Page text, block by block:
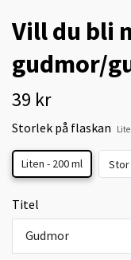
Vill du bli
gudmor/
39 kr
Storlek på flaskan
Liten - 200 ml Stor
Titel
Gudmor